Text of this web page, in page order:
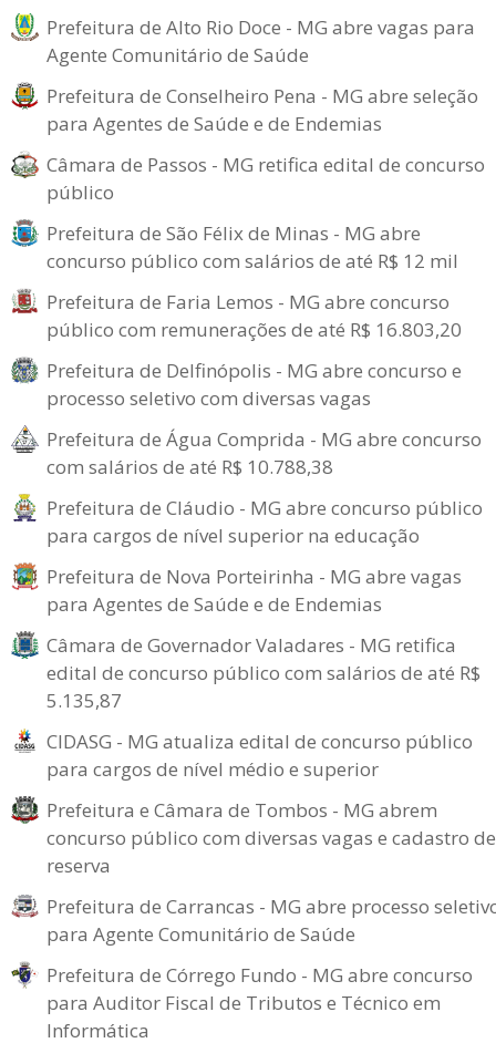
Prefeitura de Alto Rio Doce - MG abre vagas para
Agente Comunitário de Saúde
Prefeitura de Conselheiro Pena - MG abre seleção
para Agentes de Saúde e de Endemias
Câmara de Passos - MG retifica edital de concurso
público
Prefeitura de São Félix de Minas - MG abre
concurso público com salários de até R$ 12 mil
Prefeitura de Faria Lemos - MG abre concurso
público com remunerações de até R$ 16.803,20
Prefeitura de Delfinópolis - MG abre concurso e
processo seletivo com diversas vagas
Prefeitura de Água Comprida - MG abre concurso
com salários de até R$ 10.788,38
Prefeitura de Cláudio - MG abre concurso público
para cargos de nível superior na educação
Prefeitura de Nova Porteirinha - MG abre vagas
para Agentes de Saúde e de Endemias
Câmara de Governador Valadares - MG retifica
edital de concurso público com salários de até R$
5.135,87
CIDASG - MG atualiza edital de concurso público
para cargos de nível médio e superior
Prefeitura e Câmara de Tombos - MG abrem
concurso público com diversas vagas e cadastro de
reserva
Prefeitura de Carrancas - MG abre processo
para Agente Comunitário de Saúde
Prefeitura de Córrego Fundo - MG abre concurso
para Auditor Fiscal de Tributos e Técnico em
Informática